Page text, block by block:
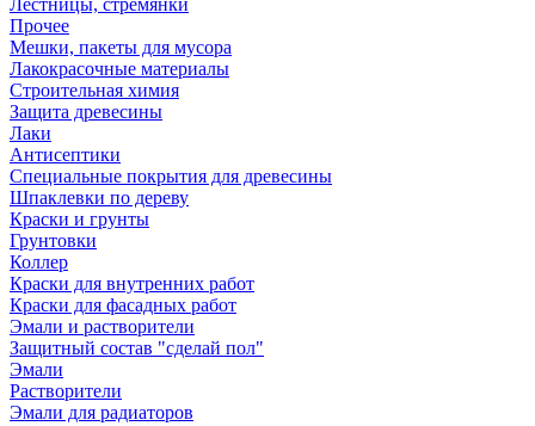
Лестницы, стремянки
Прочее
Мешки, пакеты для мусора
Лакокрасочные материалы
Строительная химия
Защита древесины
Лаки
Антисептики
Специальные покрытия для древесины
Шпаклевки по дереву
Краски и грунты
Грунтовки
Коллер
Краски для внутренних работ
Краски для фасадных работ
Эмали и растворители
Защитный состав "сделай пол"
Эмали
Растворители
Эмали для радиаторов